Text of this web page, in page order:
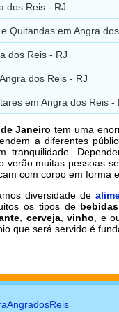
dos Reis - RJ
Quitandas em Angra
dos Reis - RJ
dos Reis - RJ
em Angra dos Reis -
Janeiro tem uma
a diferentes
tranquilidade.
verão muitas pessoas
com corpo em forma
diversidade de
os tipos de bebidas
cerveja,vinho , e
que será servido é